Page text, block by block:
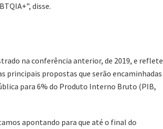
disse.
na conferência anterior, de 2019, e reflete
principais propostas que serão encaminhadas
para 6% do Produto Interno Bruto (PIB,
apontando para que até o final do